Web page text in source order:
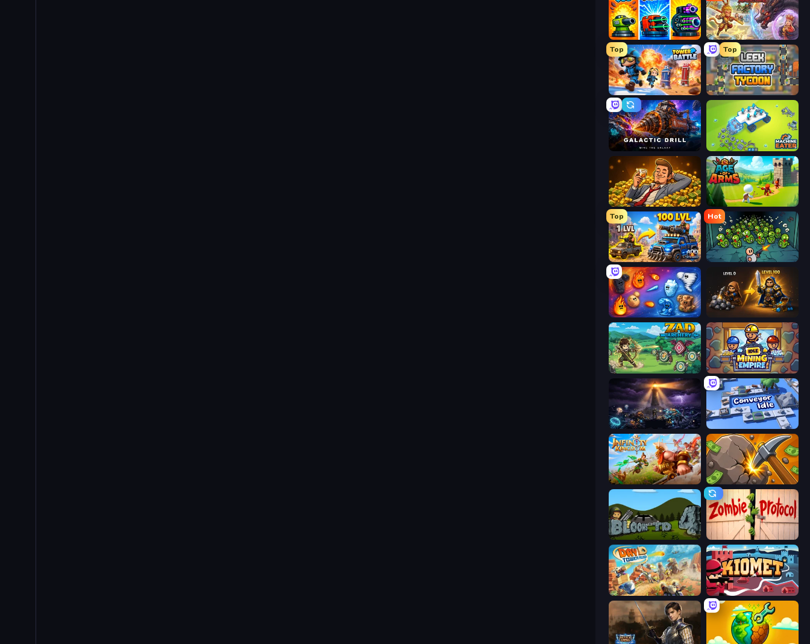
Pumpkin Defense: Merge Cannon Heroes Assemble
Top
Tower Battle
Top
Leek Factory Tycoon
Galactic Drill Machine Eater
Idle Billionaire Tycoon Age Of Arms
Top
AOD - Art Of Defense
Hot
Base Defence
Elemental Merge Gothic Story RPG
Zad Archery - Demo Idle Mining Empire
The Last Lighthouse Conveyor Idle
Infinity Kingdom Mine Clicker
Bloons Tower Defense 4 Zombie Protocol
Day D Tower Rush Kiomet